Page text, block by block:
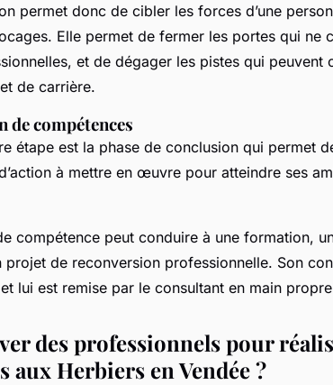
permet donc de cibler les forces d’une
Elle permet de fermer les portes qui ne
et de dégager les pistes qui peuvent
de carrière.
de compétences
étape est la phase de conclusion qui permet
à mettre en œuvre pour atteindre ses
compétence peut conduire à une formation,
projet de reconversion professionnelle. Son
et lui est remise par le consultant en main
des professionnels pour
aux Herbiers en Vendée ?